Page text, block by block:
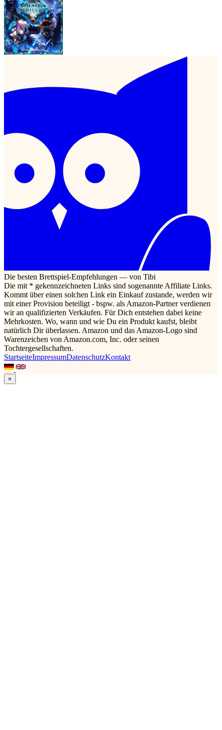
Die besten Brettspiel-Empfehlungen — von Tibi
Die mit * gekennzeichneten Links sind sogenannte Affiliate Links.
Kommt über einen solchen Link ein Einkauf zustande, werden wir
mit einer Provision beteiligt - bspw. als Amazon-Partner verdienen
wir an qualifizierten Verkäufen. Für Dich entstehen dabei keine
Mehrkosten. Wo, wann und wie Du ein Produkt kaufst, bleibt
natürlich Dir überlassen. Amazon und das Amazon-Logo sind
Warenzeichen von Amazon.com, Inc. oder seinen
Tochtergesellschaften.
StartseiteImpressumDatenschutzKontakt
×